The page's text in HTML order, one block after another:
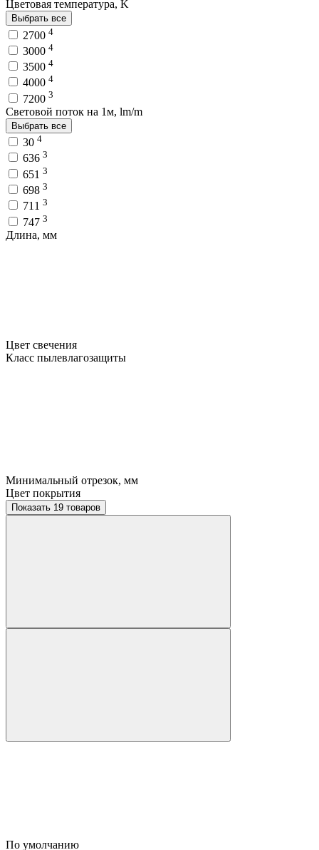
Цветовая температура, K
Выбрать все
2700 4
3000 4
3500 4
4000 4
7200 3
Световой поток на 1м, lm/m
Выбрать все
30 4
636 3
651 3
698 3
711 3
747 3
Длина, мм
Цвет свечения
Класс пылевлагозащиты
Минимальный отрезок, мм
Цвет покрытия
Показать 19 товаров
По умолчанию